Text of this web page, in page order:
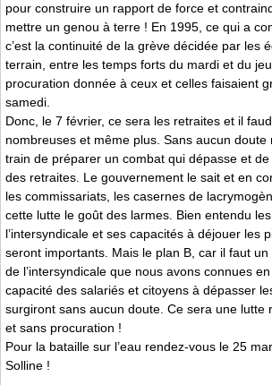
pour construire un rapport de force et
mettre un genou à terre ! En 1995, ce qui a
c’est la continuité de la grève décidée par les
terrain, entre les temps forts du mardi et du
procuration donnée à ceux et celles faisaient
samedi.
Donc, le 7 février, ce sera les retraites et il
nombreuses et même plus. Sans aucun doute
train de préparer un combat qui dépasse et
des retraites. Le gouvernement le sait et en
les commissariats, les casernes de
cette lutte le goût des larmes. Bien entendu
l’intersyndicale et ses capacités à déjouer les
seront importants. Mais le plan B, car il faut
de l’intersyndicale que nous avons connues
capacité des salariés et citoyens à dépasser
surgiront sans aucun doute. Ce sera une lutte
et sans procuration !
Pour la bataille sur l’eau rendez-vous le 25
Solline !